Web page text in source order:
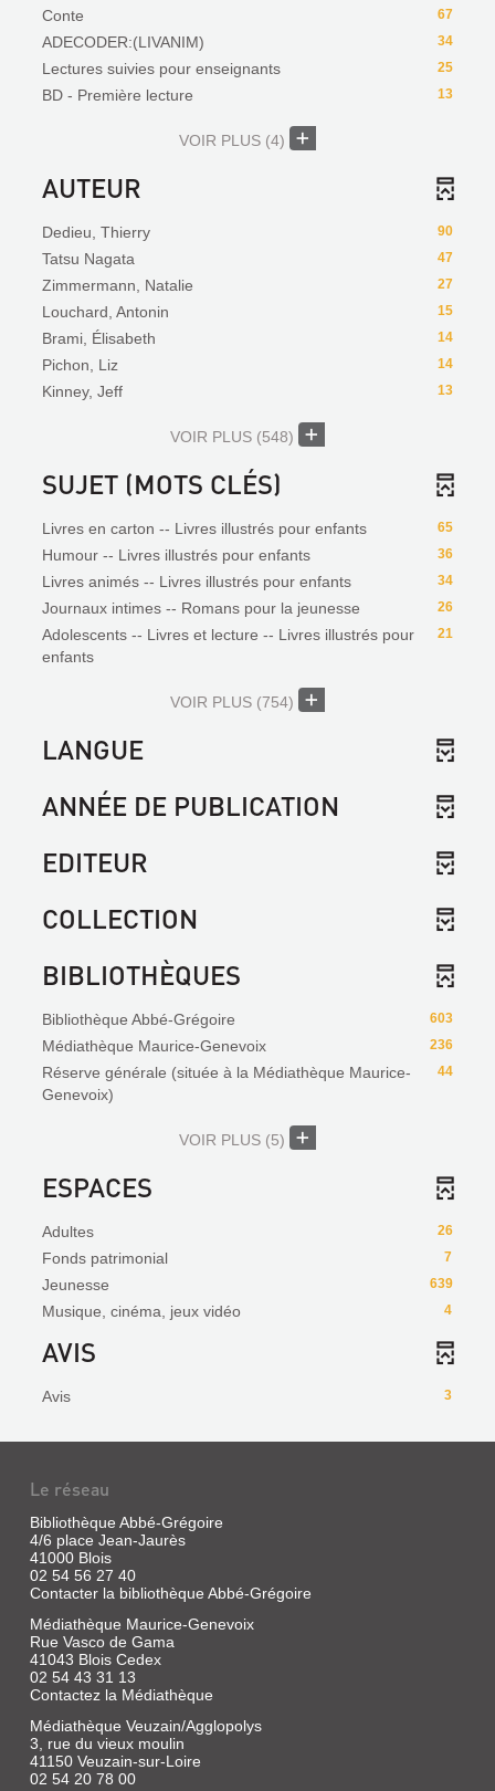
67
Conte
34
ADECODER:(LIVANIM)
25
Lectures suivies pour enseignants
13
BD - Première lecture
VOIR PLUS (4)
AUTEUR
90
Dedieu, Thierry
47
Tatsu Nagata
27
Zimmermann, Natalie
15
Louchard, Antonin
14
Brami, Élisabeth
14
Pichon, Liz
13
Kinney, Jeff
VOIR PLUS (548)
SUJET (MOTS CLÉS)
65
Livres en carton -- Livres illustrés pour enfants
36
Humour -- Livres illustrés pour enfants
34
Livres animés -- Livres illustrés pour enfants
26
Journaux intimes -- Romans pour la jeunesse
21
Adolescents -- Livres et lecture -- Livres illustrés pour
enfants
VOIR PLUS (754)
LANGUE
ANNÉE DE PUBLICATION
EDITEUR
COLLECTION
BIBLIOTHÈQUES
603
Bibliothèque Abbé-Grégoire
236
Médiathèque Maurice-Genevoix
44
Réserve générale (située à la Médiathèque Maurice-
Genevoix)
VOIR PLUS (5)
ESPACES
26
Adultes
7
Fonds patrimonial
639
Jeunesse
4
Musique, cinéma, jeux vidéo
AVIS
3
Avis
Le réseau
Bibliothèque Abbé-Grégoire
4/6 place Jean-Jaurès
41000 Blois
02 54 56 27 40
Contacter la bibliothèque Abbé-Grégoire
Médiathèque Maurice-Genevoix
Rue Vasco de Gama
41043 Blois Cedex
02 54 43 31 13
Contactez la Médiathèque
Médiathèque Veuzain/Agglopolys
3, rue du vieux moulin
41150 Veuzain-sur-Loire
02 54 20 78 00